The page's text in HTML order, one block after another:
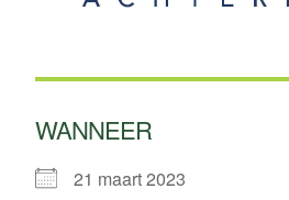
WANNEER
21 maart 2023